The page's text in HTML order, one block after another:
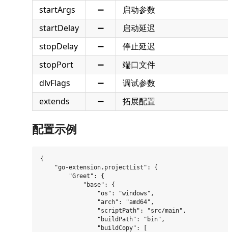
startArgs
➖
启动参数
startDelay
➖
启动延迟
stopDelay
➖
停止延迟
stopPort
➖
端口文件
dlvFlags
➖
调试参数
extends
➖ 拓展配置
配置示例
{
    "go-extension.projectList": {
        "Greet": {
            "base": {
                "os": "windows",
                "arch": "amd64",
                "scriptPath": "src/main",
                "buildPath": "bin",
                "buildCopy": [